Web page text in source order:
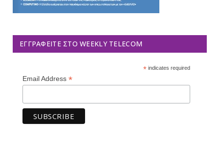
ΕΓΓΡΑΦΕΊΤΕ ΣΤΟ WEEKLY TELECOM
*indicates required
Email Address *